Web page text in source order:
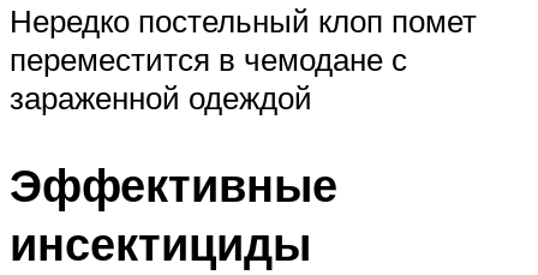
Нередко постельный клоп помет
переместится в чемодане с
зараженной одеждой
Эффективные
инсектициды